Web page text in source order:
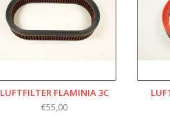
LUFTFILTER FLAMINIA 3C
€55,00